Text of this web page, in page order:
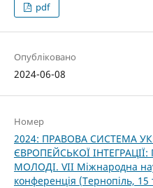
pdf
Опубліковано
2024-06-08
Номер
2024: ПРАВОВА СИСТЕМА
ЄВРОПЕЙСЬКОЇ
МОЛОДІ. VІІ Міжнародна
конференція (Тернопіль,